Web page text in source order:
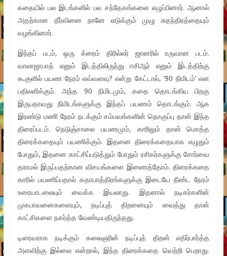
கதையில் பல இடங்களில் பல சந்தேகங்களை எழுப்பினார். ஆனால்
அதற்கான தீர்வினை நானே எடுக்கும் முழு சுதந்திரத்தையும்
வழங்கினார்.
இந்தப் படம், ஒரு க்ரைம் திரில்லர் ஜானரில் உருவான படம்.
வாலாஜாபாத் எனும் இடத்திலிருந்து ஈசிஆர் எனும் இடத்திற்கு
கூகுளில் பயண நேரம் எவ்வளவு? என்று கேட்டால், ’90 நிமிடம்’ என
பதிலளிக்கும். அந்த 90 நிமிடமும், கதை தொடங்கிய பிறகு
இருபதாவது நிமிடங்களுக்கு இந்தப் பயணம் தொடங்கும். ஆக
இரண்டு மணி நேரம் நடக்கும் சம்பவங்களின் தொகுப்பு தான் இந்த
திரைப்படம்.‌ நெடுஞ்சாலை பயணமும், காரிலும் தான் மொத்த
திரைக்கதையும் பயணிக்கும். இதனை திரைக்கதையாக எழுதும்
போதும், இதனை காட்சிப்படுத்தும் போதும் ரசிகர்களுக்கு சோர்வை
தராமல் இருப்பதற்கான விசயங்களை இணைத்தோம். திரைக்கதை
காரில் பயணிப்பதால் கதாபாத்திரங்களுக்கு இடையே நீண்ட நேரம்
உரையாடலையும் வைக்க இயலாது. இதனால் நடிகர்களின்
முகபாவனைகளையும், நடிப்புத் திறனையும் வைத்து தான்
காட்சிகளை நகர்த்த வேண்டியதிருந்தது.
டிரைவராக நடிக்கும் கலைஞரின் நடிப்புத் திறன் எதிர்பார்த்த
அளவிற்கு இல்லை என்றால், இந்த திரைக்கதை வெற்றி பெறாது.